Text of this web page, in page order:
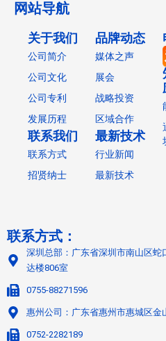
网站导航
关于我们
公司简介
公司文化
公司专利
发展历程
联系我们
联系方式
招贤纳士
品牌动态
媒体之声
展会
战略投资
区域合作
最新技术
行业新闻
最新技术
联系方式：
深圳总部：广东省深圳市南山区
达楼806室
0755-88271596
惠州公司：广东省惠州市惠城区金
0752-2282189